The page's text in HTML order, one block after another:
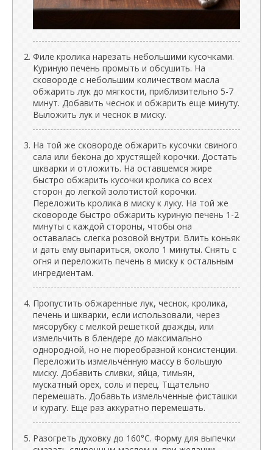
Филе кролика нарезать небольшими кусочками.
Куриную печень промыть и обсушить. На
сковороде с небольшим количеством масла
обжарить лук до мягкости, приблизительно 5-7
минут. Добавить чеснок и обжарить еще минуту.
Выложить лук и чеснок в миску.
На той же сковороде обжарить кусочки свиного
сала или бекона до хрустящей корочки. Достать
шкварки и отложить. На оставшемся жире
быстро обжарить кусочки кролика со всех
сторон до легкой золотистой корочки.
Переложить кролика в миску к луку. На той же
сковороде быстро обжарить куриную печень 1-2
минуты с каждой стороны, чтобы она
оставалась слегка розовой внутри. Влить коньяк
и дать ему выпариться, около 1 минуты. Снять с
огня и переложить печень в миску к остальным
ингредиентам.
Пропустить обжаренные лук, чеснок, кролика,
печень и шкварки, если использовали, через
мясорубку с мелкой решеткой дважды, или
измельчить в блендере до максимально
однородной, но не пюреобразной консистенции.
Переложить измельчённую массу в большую
миску. Добавить сливки, яйца, тимьян,
мускатный орех, соль и перец. Тщательно
перемешать. Добавьть измельченные фисташки
и курагу. Еще раз аккуратно перемешать.
Разогреть духовку до 160°C. Форму для выпечки